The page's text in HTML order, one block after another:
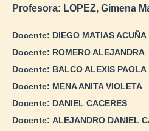
Profesora: LOPEZ, Gimena
Docente: DIEGO MATIAS ACUÑA
Docente: ROMERO ALEJANDRA
Docente: BALCO ALEXIS PAOLA
Docente: MENA ANITA VIOLETA
Docente: DANIEL CACERES
Docente: ALEJANDRO DANIEL